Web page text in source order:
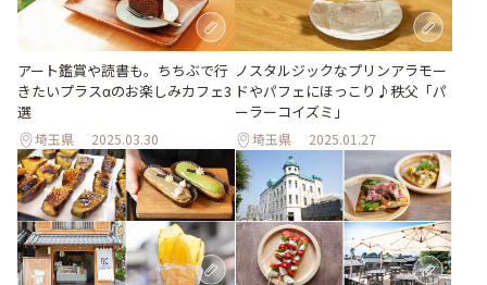
アート鑑賞や読書も。ちちぶで行
きたいプラスαのお楽しみカフェ3
選
埼玉県 2025.03.30
ノスタルジックなプリンアラモー
ドやパフェにほっこり♪秩父「パ
ーラーコイズミ」
埼玉県 2025.01.27